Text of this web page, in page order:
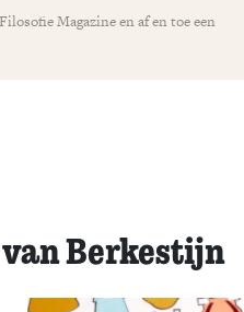
Magazine en af en toe een
Berkestijn